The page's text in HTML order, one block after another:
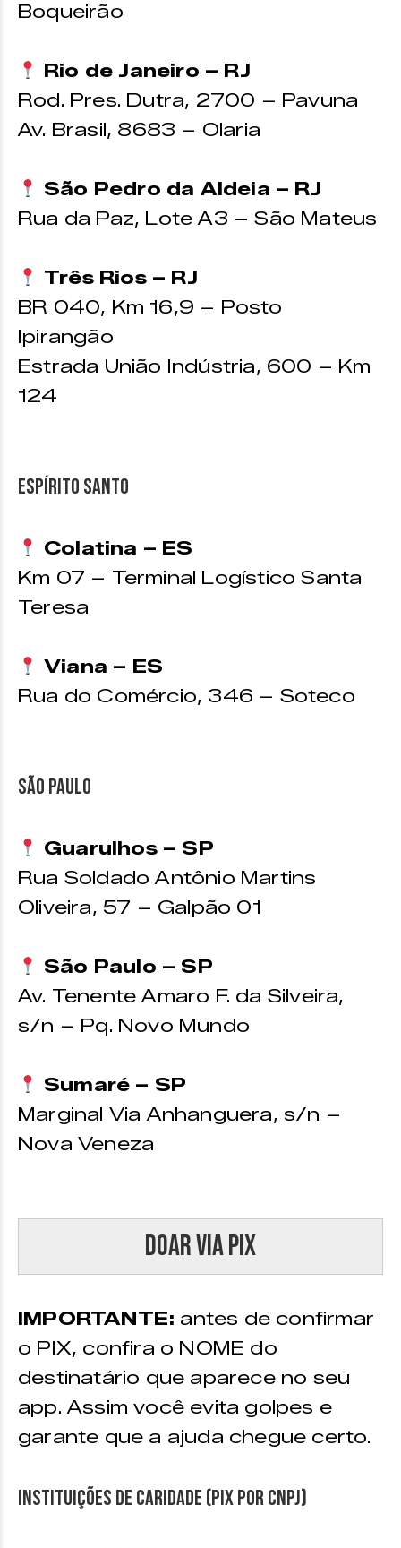
Boqueirão
Rio de Janeiro – RJ
Rod. Pres. Dutra, 2700 – Pavuna
Av. Brasil, 8683 – Olaria
São Pedro da Aldeia – RJ
Rua da Paz, Lote A3 – São Mateus
Três Rios – RJ
BR 040, Km 16,9 – Posto
Ipirangão
Estrada União Indústria, 600 – Km
124
Espírito Santo
Colatina – ES
Km 07 – Terminal Logístico Santa
Teresa
Viana – ES
Rua do Comércio, 346 – Soteco
São Paulo
Guarulhos – SP
Rua Soldado Antônio Martins
Oliveira, 57 – Galpão 01
São Paulo – SP
Av. Tenente Amaro F. da Silveira,
s/n – Pq. Novo Mundo
Sumaré – SP
Marginal Via Anhanguera, s/n –
Nova Veneza
Doar via PIX
IMPORTANTE: antes de confirmar
o PIX, confira o NOME do
destinatário que aparece no seu
app. Assim você evita golpes e
garante que a ajuda chegue certo.
Instituições de caridade (PIX por CNPJ)